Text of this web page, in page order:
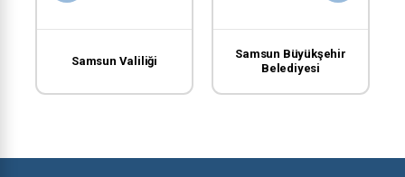
Samsun Valiliği
Samsun Büyükşehir
Belediyesi